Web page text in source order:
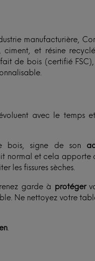
manufacturière,
et résine
de bois (certifié
avec le temps
bois, signe de son
normal et cela apporte
les fissures sèches.
garde à protéger
Ne nettoyez votre
.